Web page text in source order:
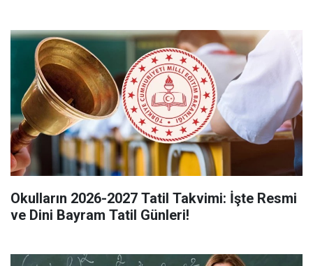
Okulların 2026-2027 Tatil Takvimi: İşte Resmi
ve Dini Bayram Tatil Günleri!